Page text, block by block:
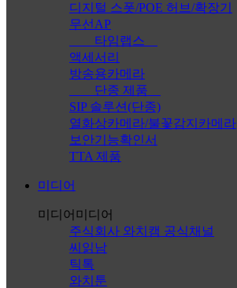
디지털 스폿/POE 허브/확장기
무선AP
타임랩스
액세서리
방송용카메라
단종 제품
SIP 솔루션(단종)
열화상카메라/불꽃감지카메라
보안기능확인서
TTA 제품
미디어
미디어 미디어
주식회사 와치캠 공식채널
씨읽남
틱톡
와치툰